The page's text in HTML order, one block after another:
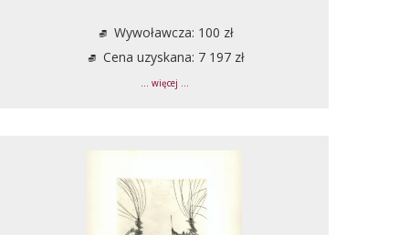
Wywoławcza: 100 zł
Cena uzyskana: 7 197 zł
... więcej ...